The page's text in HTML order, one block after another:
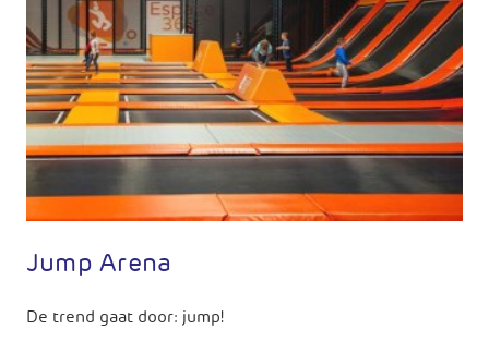
Jump Arena
De trend gaat door: jump!